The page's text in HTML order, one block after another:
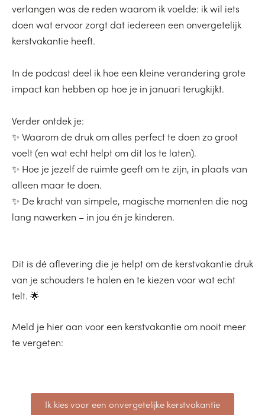
verlangen was de reden waarom ik voelde: ik wil iets
doen wat ervoor zorgt dat iedereen een onvergetelijk
kerstvakantie heeft.
In de podcast deel ik hoe een kleine verandering grote
impact kan hebben op hoe je in januari terugkijkt. ​​
Verder ontdek je:​​​
✨ Waarom de druk om alles perfect te doen zo groot
voelt (en wat echt helpt om dit los te laten).
✨ Hoe je jezelf de ruimte geeft om te zijn, in plaats van
alleen maar te doen.
​✨ De kracht van simpele, magische momenten die nog
lang nawerken – in jou én je kinderen.
Dit is dé aflevering die je helpt om de kerstvakantie druk
van je schouders te halen en te kiezen voor wat echt
telt. 🌟
Meld je hier aan voor een kerstvakantie om nooit meer
te vergeten:
Ik kies voor een onvergetelijke kerstvakantie